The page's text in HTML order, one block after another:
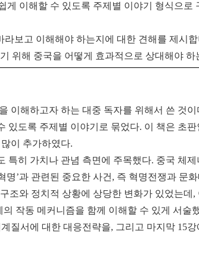
이해할 수 있도록 주제별 이야기 형식으로
보고 이해해야 하는지에 대한 견해를 제시
위해 중국을 어떻게 효과적으로 상대해야
이해하고자 하는 대중 독자를 위해서 쓴 것
도록 주제별 이야기로 묶었다. 이 책은 초
이 추가하였다.
히 가치나 관념 측면에 주목했다. 중국 체
’과 관련된 중요한 사건, 즉 혁명전쟁과 문
조와 정치적 상황에 상당한 변화가 있었는데
작동 메커니즘을 함께 이해할 수 있게 서술
질서에 대한 대응전략을, 그리고 마지막 15